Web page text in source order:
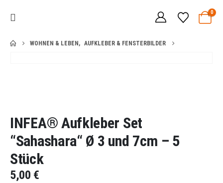
0
WOHNEN & LEBEN , AUFKLEBER & FENSTERBILDER
INFEA® Aufkleber Set
“Sahashara“ Ø 3 und 7cm – 5
Stück
5,00 €